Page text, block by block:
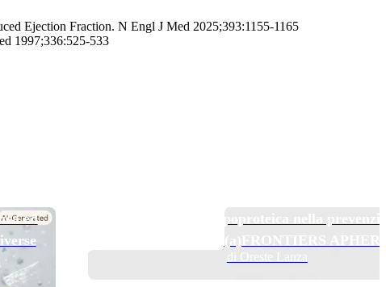
Ejection Fraction. N Engl J Med 2025;393:1155-1165
1997;336:525-533
ed
secondaria: il trial Lp(a)FRONTIERS
di Oreste Lanza